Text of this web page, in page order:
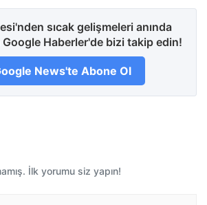
sıcak gelişmeleri anında
Haberler'de bizi takip edin!
News'te Abone Ol
İlk yorumu siz yapın!